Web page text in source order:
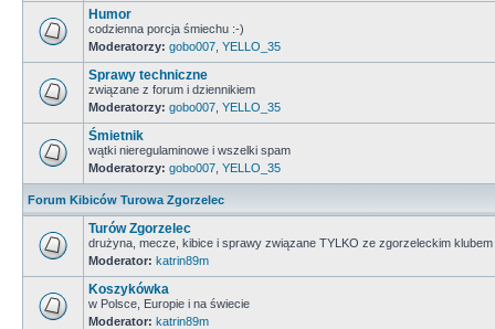
Humor
codzienna porcja śmiechu :-)
Moderatorzy: gobo007 YELLO_35
Sprawy techniczne
związane z forum i dziennikiem
Moderatorzy: gobo007 YELLO_35
Śmietnik
wątki nieregulaminowe i wszelki spam
Moderatorzy: gobo007 YELLO_35
Forum Kibiców Turowa Zgorzelec
Turów Zgorzelec
drużyna, mecze, kibice i sprawy związane TYLKO ze zgorzeleckim klubem
Moderator: katrin89m
Koszykówka
w Polsce, Europie i na świecie
Moderator: katrin89m